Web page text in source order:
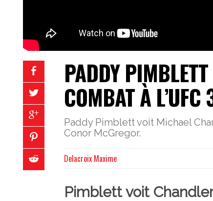
PADDY
COMBAT À L’UFC
Paddy Pimblett voit Michael
Conor McGregor.
Delacroix Maxime
Pimblett voit